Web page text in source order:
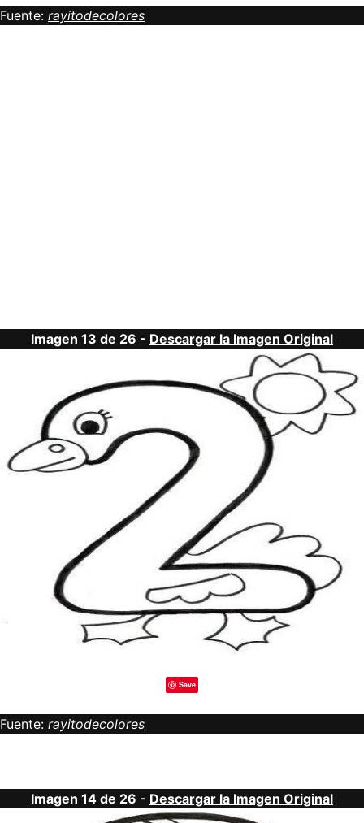
Fuente: rayitodecolores
Imagen 13 de 26 - Descargar la Imagen Original
Save
Fuente: rayitodecolores
Imagen 14 de 26 - Descargar la Imagen Original